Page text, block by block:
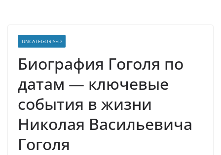
UNCATEGORISED
Биография Гоголя по
датам — ключевые
события в жизни
Николая Васильевича
Гоголя